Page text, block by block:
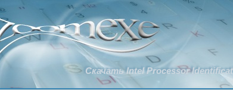
Скачать Intel Processor